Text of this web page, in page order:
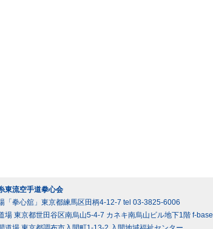
東流空手道拳心会
「拳心舘」東京都練馬区田柄4-12-7 tel 03-3825-6006
場 東京都世田谷区南烏山5-4-7 カネキ南烏山ビル地下1階 f-base